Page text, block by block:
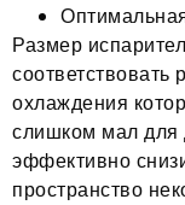
Размер
охлаждения
слишком мал для
эффективно
пространство